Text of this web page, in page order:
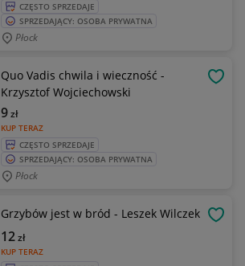
CZĘSTO SPRZEDAJE
SPRZEDAJĄCY: OSOBA PRYWATNA
Płock
Quo Vadis chwila i wieczność -
Krzysztof Wojciechowski
KUP TERAZ
9zł
CZĘSTO SPRZEDAJE
SPRZEDAJĄCY: OSOBA PRYWATNA
Płock
Grzybów jest w bród - Leszek Wilczek
KUP TERAZ
12zł